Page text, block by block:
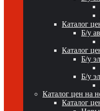
Каталог
Б/у
Каталог
Б/у
Б/у
Каталог цен на
Каталог